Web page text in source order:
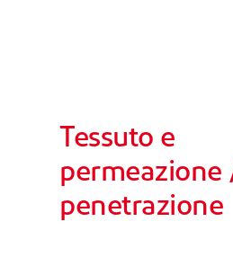
Tessuto e
permeazione
penetrazione